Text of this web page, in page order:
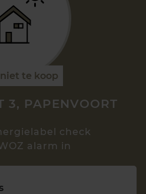
te koop
3, PAPENVOORT
check
alarm in